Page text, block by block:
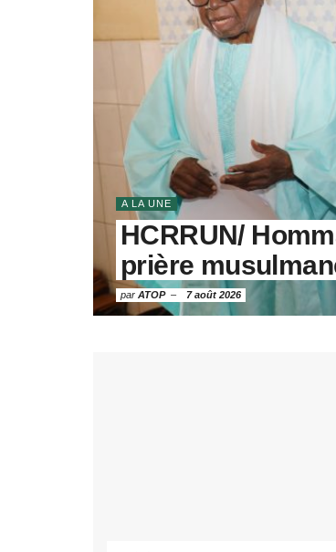
A LA UNE
HCRRUN/
prière
par ATOP 7 août 2026